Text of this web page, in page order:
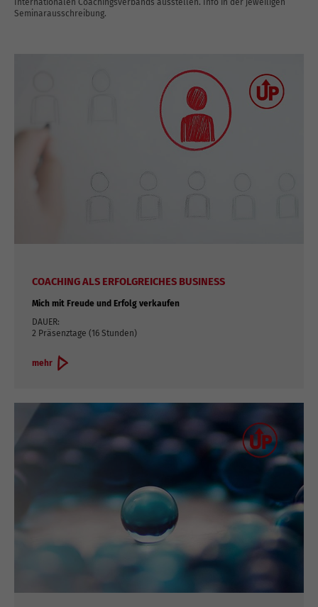
Internationalen Coachingsverbands ausstellen. Info in der jeweiligen
Seminarausschreibung.
COACHING ALS ERFOLGREICHES BUSINESS
Mich mit Freude und Erfolg verkaufen
DAUER:
2 Präsenztage (16 Stunden)
mehr